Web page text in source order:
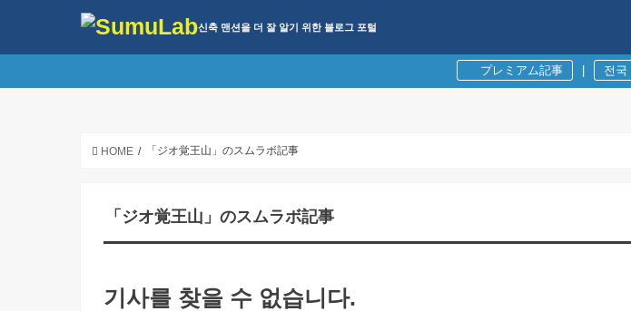
신축 맨션을 더 잘 알기 위한 블로그 포털
プレミアム記事 전국
HOME 「ジオ覚王山」のスムラボ記事
「ジオ覚王山」のスムラボ記事
기사를 찾을 수 없습니다.